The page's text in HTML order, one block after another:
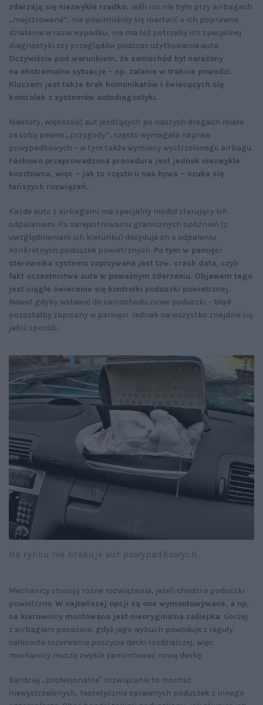
zdarzają się niezwykle rzadko. Jeśli nic nie było przy airbagach
„majstrowane”, nie powinniśmy się martwić o ich poprawne
działanie w razie wypadku, nie ma też potrzeby ich specjalnej
diagnostyki czy przeglądów podczas użytkowania auta.
Oczywiście pod warunkiem, że samochód był narażony
na ekstremalne sytuacje – np. zalanie w trakcie powodzi.
Kluczem jest także brak komunikatów i świecących się
kontrolek z systemów autodiagostyki.
Niestety, większość aut jeżdżących po naszych drogach miała
za sobą pewne „przygody”, często wymagała napraw
powypadkowych – w tym także wymiany wystrzelonego airbagu.
Fachowo przeprowadzona procedura jest jednak niezwykle
kosztowna, więc – jak to często u nas bywa – szuka się
tańszych rozwiązań.
Każde auto z airbagami ma specjalny moduł sterujący ich
odpalaniem. Po zarejestrowaniu granicznych opóźnień (z
uwzględnieniem ich kierunku) decyduje on o odpaleniu
konkretnych poduszek powietrznych. Po tym w pamięci
sterownika systemu zapisywana jest tzw. crash data, czyli
fakt uczestnictwa auta w poważnym zderzeniu. Objawem tego
jest ciągłe świecenie się kontrolki poduszki powietrznej.
Nawet gdyby wstawić do samochodu nowe poduszki – błąd
pozostałby zapisany w pamięci. Jednak na wszystko znajdzie się
jakiś sposób.
Mechanicy stosują różne rozwiązania, jeżeli chodzi o poduszki
powietrzne. W najtańszej opcji są one wymontowywane, a np.
na kierownicy montowana jest nieoryginalna zaślepka. Gorzej
z airbagiem pasażera, gdyż jego wybuch powoduje z reguły
całkowite rozerwanie poszycia deski rozdzielczej, więc
mechanicy muszą zwykle zamontować nową deskę.
Bardziej „profesjonalne" rozwiązanie to montaż
niewystrzelonych, teoretycznie sprawnych poduszek z innego